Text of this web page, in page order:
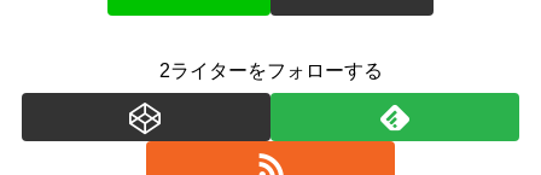
2ライターをフォローする